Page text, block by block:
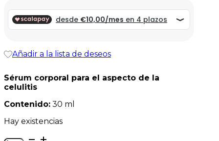
era:
39,99 €.
es:
39,99 €.
Añadir a la lista de deseos
Sérum corporal para el aspecto de la
celulitis
Contenido: 30 ml
Hay existencias
Siero